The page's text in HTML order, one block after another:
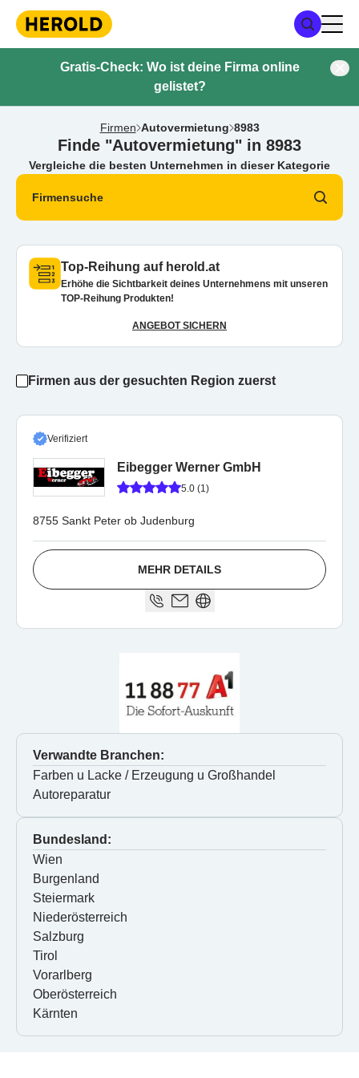
Gratis-Check: Wo ist deine Firma online
gelistet?
Firmen Autovermietung 8983
Finde "Autovermietung" in 8983
Vergleiche die besten Unternehmen in dieser Kategorie
Firmensuche
Top-Reihung auf herold.at
Erhöhe die Sichtbarkeit deines Unternehmens mit unseren
TOP-Reihung Produkten!
ANGEBOT SICHERN
Firmen aus der gesuchten Region zuerst
Verifiziert
Eibegger Werner GmbH
5.0 (1)
8755 Sankt Peter ob Judenburg
MEHR DETAILS
Verwandte Branchen:
Farben u Lacke / Erzeugung u Großhandel
Autoreparatur
Bundesland:
Wien
Burgenland
Steiermark
Niederösterreich
Salzburg
Tirol
Vorarlberg
Oberösterreich
Kärnten